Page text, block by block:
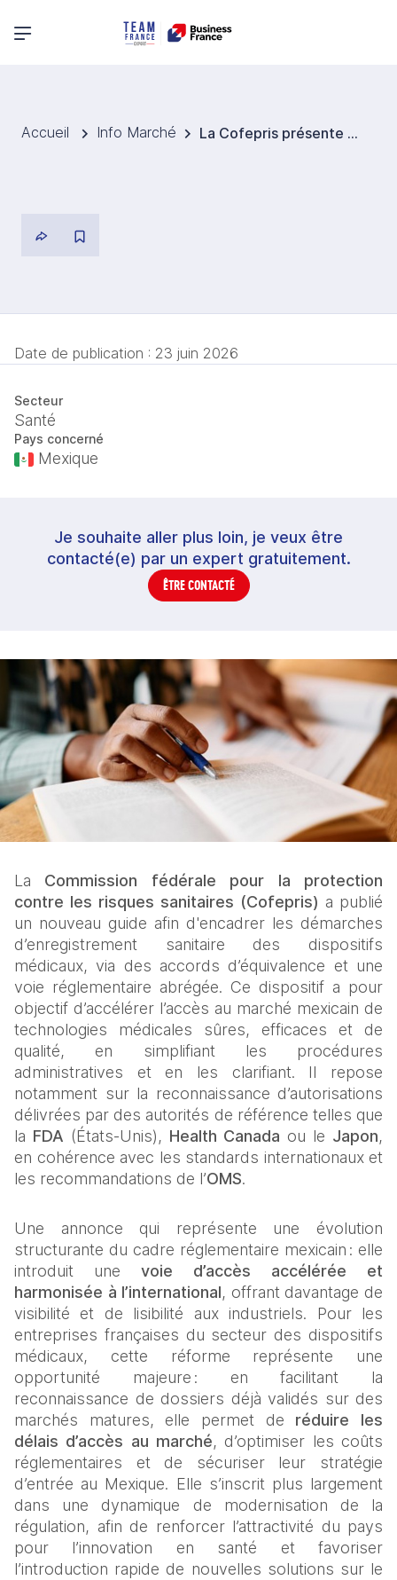
Menu principal
Accueil Info Marché La Cofepris présente un guide pour l’enregistrement sanitaire des dispositifs médicaux
Date de publication : 23 juin 2026
Secteur
Santé
Pays concerné
Mexique
Je souhaite aller plus loin, je veux être
contacté(e) par un expert gratuitement.
ÊTRE CONTACTÉ
La Commission fédérale pour la protection
contre les risques sanitaires (Cofepris) a publié
un nouveau guide afin d'encadrer les démarches
d’enregistrement sanitaire des dispositifs
médicaux, via des accords d’équivalence et une
voie réglementaire abrégée. Ce dispositif a pour
objectif d’accélérer l’accès au marché mexicain de
technologies médicales sûres, efficaces et de
qualité, en simplifiant les procédures
administratives et en les clarifiant. Il repose
notamment sur la reconnaissance d’autorisations
délivrées par des autorités de référence telles que
la FDA (États-Unis), Health Canada ou le Japon,
en cohérence avec les standards internationaux et
les recommandations de l’OMS.
Une annonce qui représente une évolution
structurante du cadre réglementaire mexicain : elle
introduit une voie d’accès accélérée et
harmonisée à l’international, offrant davantage de
visibilité et de lisibilité aux industriels. Pour les
entreprises françaises du secteur des dispositifs
médicaux, cette réforme représente une
opportunité majeure : en facilitant la
reconnaissance de dossiers déjà validés sur des
marchés matures, elle permet de réduire les
délais d’accès au marché, d’optimiser les coûts
réglementaires et de sécuriser leur stratégie
d’entrée au Mexique. Elle s’inscrit plus largement
dans une dynamique de modernisation de la
régulation, afin de renforcer l’attractivité du pays
pour l’innovation en santé et favoriser
l’introduction rapide de nouvelles solutions sur le